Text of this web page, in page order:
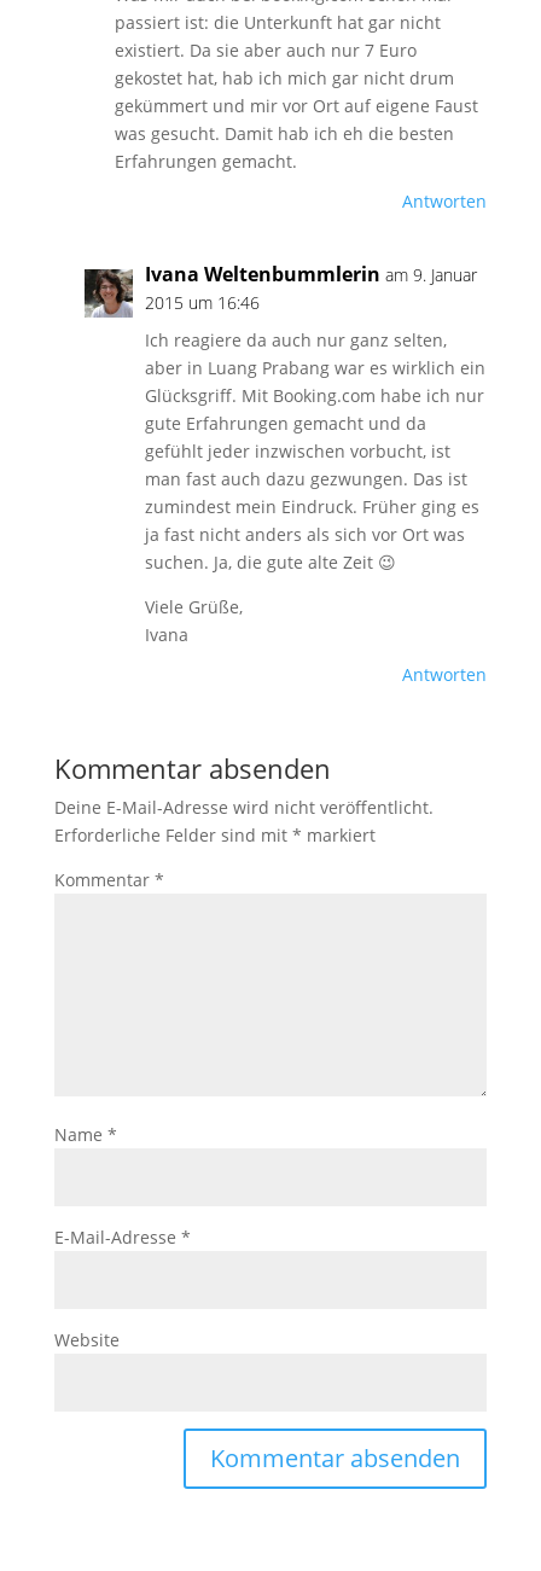
passiert ist: die Unterkunft hat gar nicht
existiert. Da sie aber auch nur 7 Euro
gekostet hat, hab ich mich gar nicht drum
gekümmert und mir vor Ort auf eigene Faust
was gesucht. Damit hab ich eh die besten
Erfahrungen gemacht.
Antworten
Ivana Weltenbummlerin am 9. Januar
2015 um 16:46
Ich reagiere da auch nur ganz selten,
aber in Luang Prabang war es wirklich ein
Glücksgriff. Mit Booking.com habe ich nur
gute Erfahrungen gemacht und da
gefühlt jeder inzwischen vorbucht, ist
man fast auch dazu gezwungen. Das ist
zumindest mein Eindruck. Früher ging es
ja fast nicht anders als sich vor Ort was
suchen. Ja, die gute alte Zeit 😉
Viele Grüße,
Ivana
Antworten
Kommentar absenden
Deine E-Mail-Adresse wird nicht veröffentlicht.
Erforderliche Felder sind mit * markiert
Kommentar *
Name *
E-Mail-Adresse *
Website